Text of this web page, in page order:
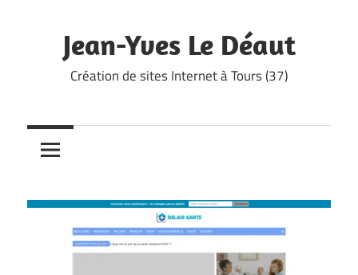
contentJean-Yves Le Déaut
Création de sites Internet à Tours (37)